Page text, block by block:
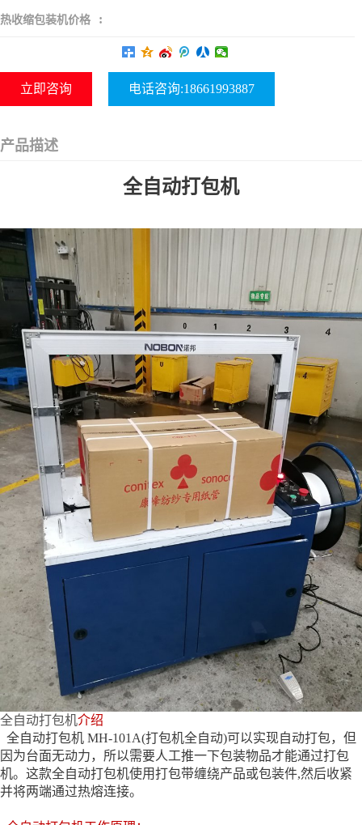
热收缩包装机价格 :
立即咨询 电话咨询:18661993887
产品描述
全自动打包机
全自动打包机介绍
全自动打包机 MH-101A(打包机全自动)可以实现自动打包，但
因为台面无动力，所以需要人工推一下包装物品才能通过打包
机。这款全自动打包机使用打包带缠绕产品或包装件,然后收紧
并将两端通过热熔连接。